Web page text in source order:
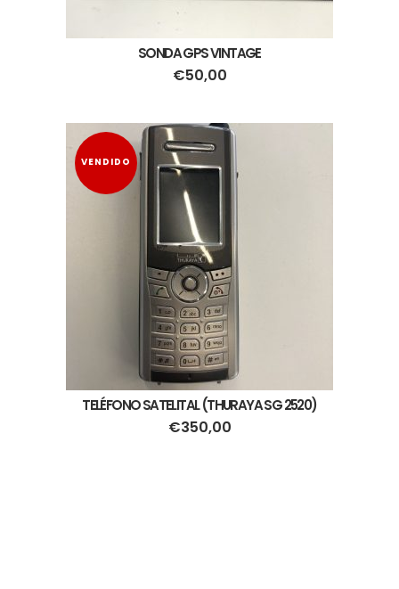
SONDA GPS VINTAGE
€50,00
VENDIDO
TELÉFONO SATELITAL (THURAYA SG 2520)
€350,00